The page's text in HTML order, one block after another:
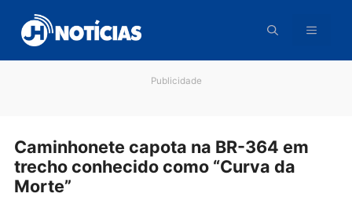
para
conteúdo
Caminhonete capota na BR-364 em
trecho conhecido como “Curva da